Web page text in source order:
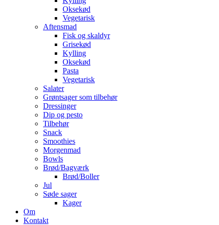
Oksekød
Vegetarisk
Aftensmad
Fisk og skaldyr
Grisekød
Kylling
Oksekød
Pasta
Vegetarisk
Salater
Grøntsager som tilbehør
Dressinger
Dip og pesto
Tilbehør
Snack
Smoothies
Morgenmad
Bowls
Brød/Bagværk
Brød/Boller
Jul
Søde sager
Kager
Om
Kontakt